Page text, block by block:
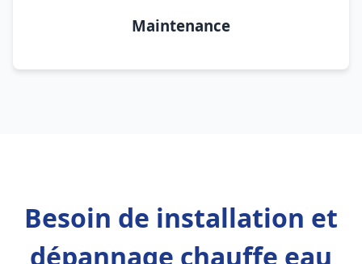
Maintenance
Besoin de installation et
dépannage chauffe eau